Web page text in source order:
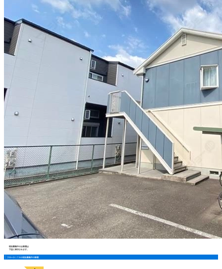
現在募集中のお部屋は
下記に表示されます。
フローラＩＴＯの現在募集中の部屋